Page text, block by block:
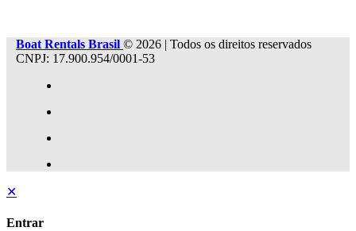
Boat Rentals Brasil © 2026 | Todos os direitos reservados
CNPJ: 17.900.954/0001-53
✕
Entrar